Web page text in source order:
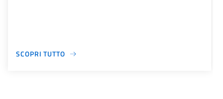
SCOPRI TUTTO